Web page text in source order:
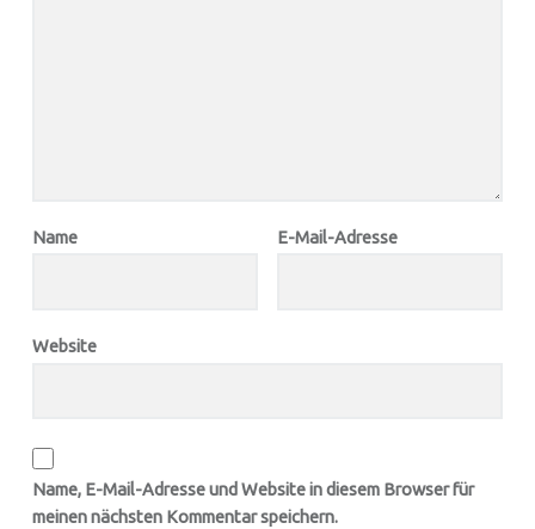
Name E-Mail-Adresse
Website
Name, E-Mail-Adresse und Website in diesem Browser für
meinen nächsten Kommentar speichern.